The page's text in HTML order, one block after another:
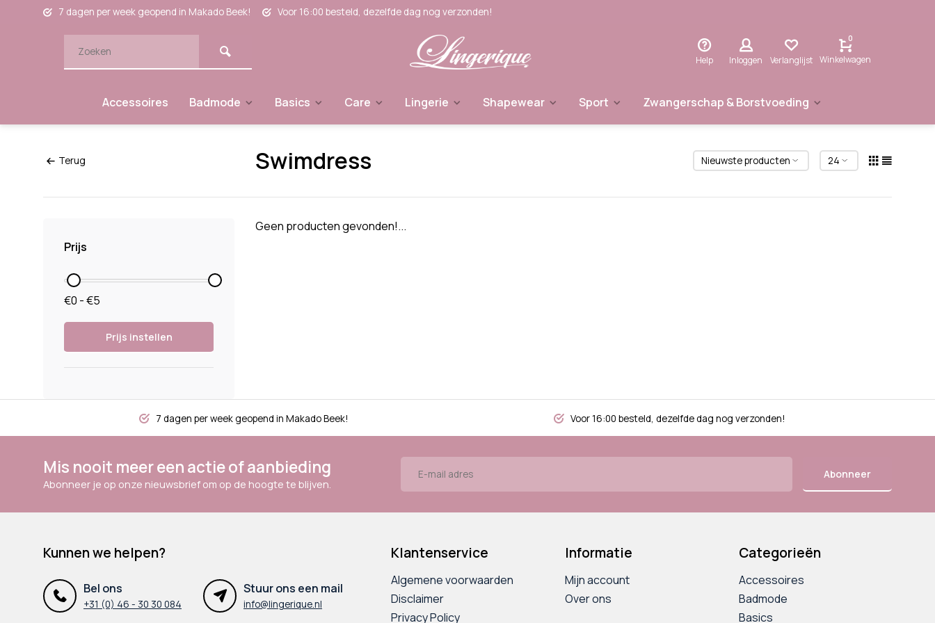
7 dagen per week geopend in Makado Beek! Voor 16:00 besteld, dezelfde dag nog verzonden!
Help Inloggen Verlanglijst
0
Winkelwagen
Accessoires Badmode Basics Care Lingerie Shapewear Sport Zwangerschap & Borstvoeding
Terug Swimdress
Prijs
€0 - €5
Prijs instellen
Geen producten gevonden!...
7 dagen per week geopend in Makado Beek! Voor 16:00 besteld, dezelfde dag nog verzonden!
Mis nooit meer een actie of aanbieding
Abonneer je op onze nieuwsbrief om op de hoogte te blijven.
Abonneer
Kunnen we helpen?
Bel ons
+31 (0) 46 - 30 30 084
Stuur ons een mail
info@lingerique.nl
Klantenservice
Algemene voorwaarden
Disclaimer
Privacy Policy
Informatie
Mijn account
Over ons
Categorieën
Accessoires
Badmode
Basics